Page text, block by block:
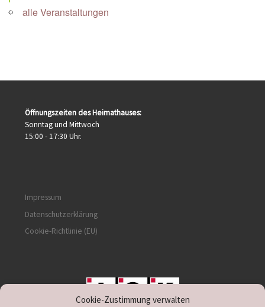
Cookie-Zustimmung verwalten
alle Veranstaltungen
Öffnungszeiten des Heimathauses:
Sonntag und Mittwoch
15:00 - 17:30 Uhr.
Impressum
Datenschutzerklärung
Cookie-Richtlinie (EU)